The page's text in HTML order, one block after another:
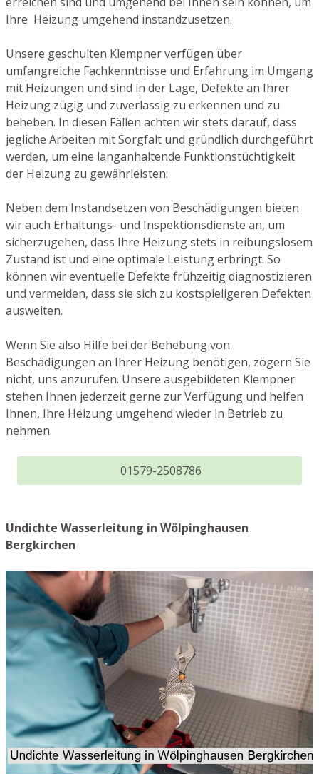
Ihre Heizung umgehend instandzusetzen.
Unsere geschulten Klempner verfügen über
umfangreiche Fachkenntnisse und Erfahrung im Umgang
mit Heizungen und sind in der Lage, Defekte an Ihrer
Heizung zügig und zuverlässig zu erkennen und zu
beheben. In diesen Fällen achten wir stets darauf, dass
jegliche Arbeiten mit Sorgfalt und gründlich durchgeführt
werden, um eine langanhaltende Funktionstüchtigkeit
der Heizung zu gewährleisten.
Neben dem Instandsetzen von Beschädigungen bieten
wir auch Erhaltungs- und Inspektionsdienste an, um
sicherzugehen, dass Ihre Heizung stets in reibungslosem
Zustand ist und eine optimale Leistung erbringt. So
können wir eventuelle Defekte frühzeitig diagnostizieren
und vermeiden, dass sie sich zu kostspieligeren Defekten
ausweiten.
Wenn Sie also Hilfe bei der Behebung von
Beschädigungen an Ihrer Heizung benötigen, zögern Sie
nicht, uns anzurufen. Unsere ausgebildeten Klempner
stehen Ihnen jederzeit gerne zur Verfügung und helfen
Ihnen, Ihre Heizung umgehend wieder in Betrieb zu
nehmen.
01579-2508786
Undichte Wasserleitung in Wölpinghausen
Bergkirchen